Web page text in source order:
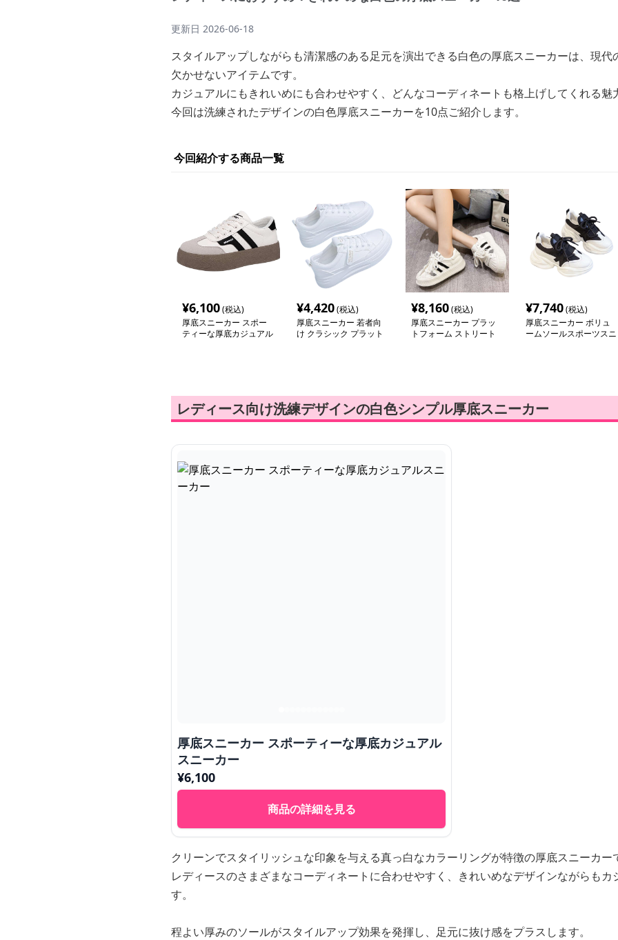
更新日 2026-06-18
スタイルアップしながらも清潔感のある足元を演出できる白色の厚底スニーカーは、現
欠かせないアイテムです。
カジュアルにもきれいめにも合わせやすく、どんなコーディネートも格上げしてくれる魅
今回は洗練されたデザインの白色厚底スニーカーを10点ご紹介します。
今回紹介する商品一覧
¥6,100(税込)
厚底スニーカー スポー
ティーな厚底カジュアル
¥4,420(税込)
厚底スニーカー 若者向
け クラシック プラット
¥8,160(税込)
厚底スニーカー プラッ
トフォーム ストリート
¥7,740(税込)
厚底スニーカー ボリュ
ームソールスポーツスニ
レディース向け洗練デザインの白色シンプル厚底スニーカー
厚底スニーカー スポーティーな厚底カジュアル
スニーカー
¥6,100
商品の詳細を見る
クリーンでスタイリッシュな印象を与える真っ白なカラーリングが特徴の厚底スニーカー
レディースのさまざまなコーディネートに合わせやすく、きれいめなデザインながらもカ
す。
程よい厚みのソールがスタイルアップ効果を発揮し、足元に抜け感をプラスします。